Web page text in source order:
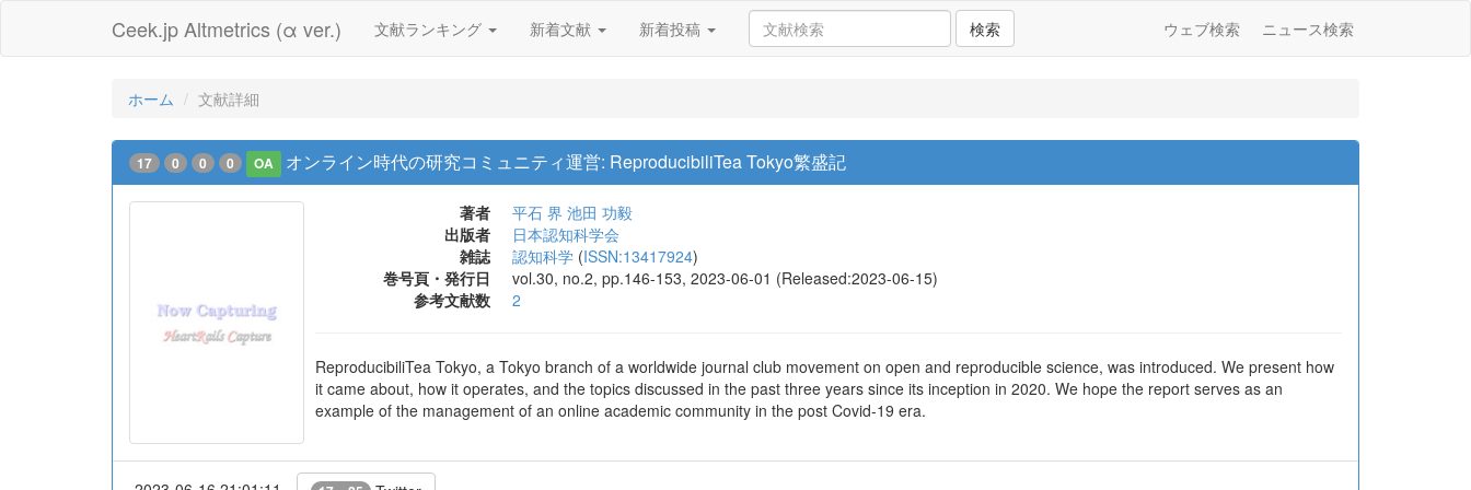
Ceek.jp Altmetrics (α ver.) 文献ランキング 新着文献 新着投稿 検索 ウェブ検索 ニュース検索
ホーム 文献詳細
17 0 0 0 OA オンライン時代の研究コミュニティ運営: ReproducibiliTea Tokyo繁盛記
著者 平石 界 池田 功毅
出版者
日本認知科学会
雑誌
認知科学 (ISSN:13417924)
巻号頁・発行日
vol.30, no.2, pp.146-153, 2023-06-01 (Released:2023-06-15)
参考文献数
2
ReproducibiliTea Tokyo, a Tokyo branch of a worldwide journal club movement on open and reproducible science, was introduced. We present how
it came about, how it operates, and the topics discussed in the past three years since its inception in 2020. We hope the report serves as an
example of the management of an online academic community in the post Covid-19 era.